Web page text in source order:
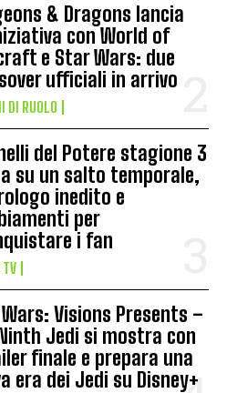
& Dragons lancia
con World of
e Star Wars: due
ufficiali in arrivo
DI RUOLO
del Potere stagione 3
su un salto temporale,
inedito e
per
i fan
TV
Visions Presents –
Jedi si mostra con
finale e prepara una
era dei Jedi su Disney+